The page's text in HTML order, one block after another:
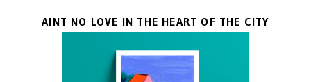
AINT NO LOVE IN THE HEART OF THE CITY